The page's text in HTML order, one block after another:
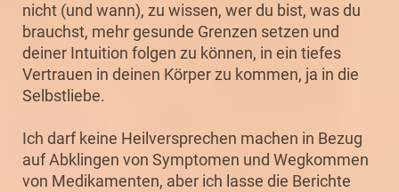
nicht (und wann), zu wissen, wer du bist, was du
brauchst, mehr gesunde Grenzen setzen und
deiner Intuition folgen zu können, in ein tiefes
Vertrauen in deinen Körper zu kommen, ja in die
Selbstliebe.
Ich darf keine Heilversprechen machen in Bezug
auf Abklingen von Symptomen und Wegkommen
von Medikamenten, aber ich lasse die Berichte